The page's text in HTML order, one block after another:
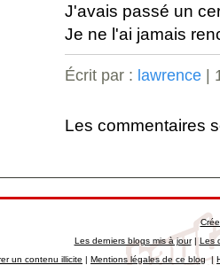
J'avais passé un
Je ne l'ai jamais
Écrit par : lawrence |
Les commentaires
Les derniers blogs mis à jour|Les
un contenu illicite | Mentions légales de ce blog|